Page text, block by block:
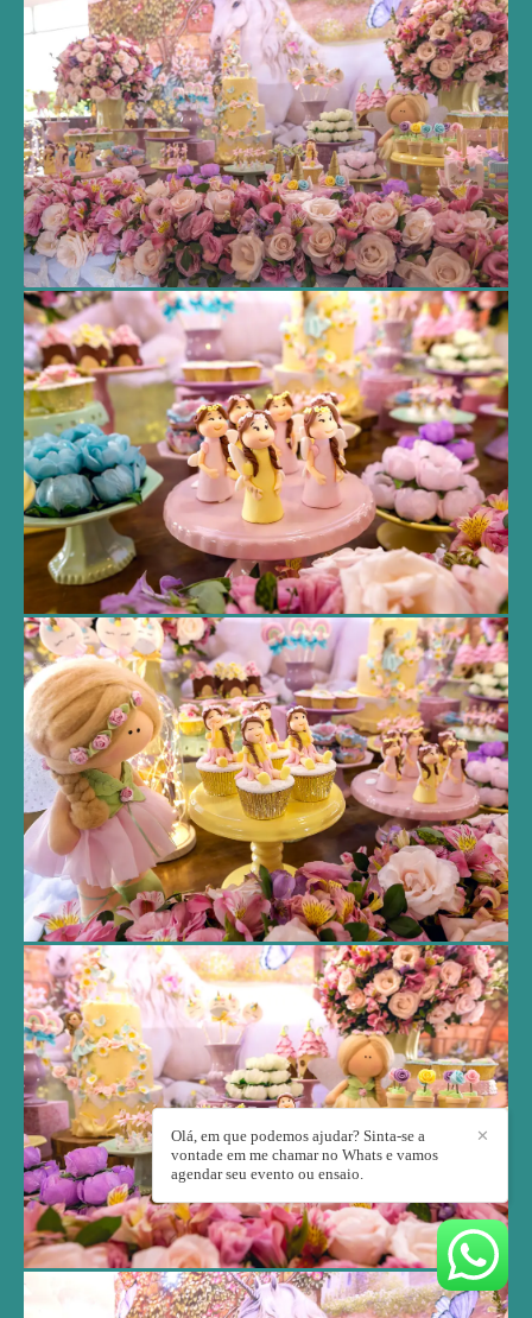
✕
Olá, em que podemos ajudar? Sinta-se a
vontade em me chamar no Whats e vamos
agendar seu evento ou ensaio.